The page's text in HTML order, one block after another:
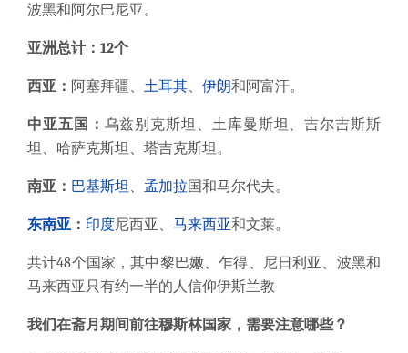
波黑和阿尔巴尼亚。
亚洲总计：12个
西亚： 阿塞拜疆、 土耳其、 伊朗和阿富汗。
中亚五国： 乌兹别克斯坦、土库曼斯坦、吉尔吉斯斯
坦、哈萨克斯坦、塔吉克斯坦。
南亚： 巴基斯坦 、 孟加拉国和马尔代夫。
东南亚 ： 印度尼西亚、 马来西亚和文莱。
共计48个国家，其中黎巴嫩、乍得、尼日利亚、波黑和
马来西亚只有约一半的人信仰伊斯兰教
我们在斋月期间前往穆斯林国家，需要注意哪些？